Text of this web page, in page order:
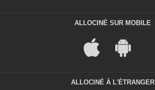
ALLOCINÉ SUR MOBILE
ALLOCINÉ À L'ÉTRANGER